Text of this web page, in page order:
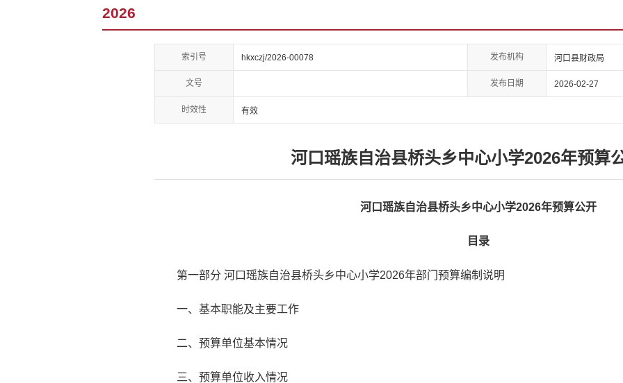
2026
索引号 hkxczj/2026-00078 发布机构 河口县财政局
文号 发布日期 2026-02-27
时效性 有效
河口瑶族自治县桥头乡中心小学2026年预算
河口瑶族自治县桥头乡中心小学2026年预算公开
目录
第一部分 河口瑶族自治县桥头乡中心小学2026年部门预算编制说明
一、基本职能及主要工作
二、预算单位基本情况
三、预算单位收入情况